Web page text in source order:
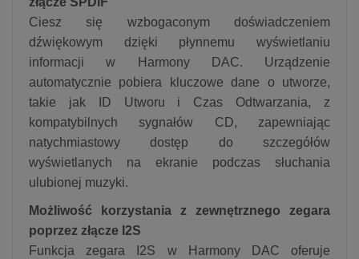
Ciesz się wzbogaconym doświadczeniem
dźwiękowym dzięki płynnemu wyświetlaniu
informacji w Harmony DAC. Urządzenie
automatycznie pobiera kluczowe dane o utworze,
takie jak ID Utworu i Czas Odtwarzania, z
kompatybilnych sygnałów CD, zapewniając
natychmiastowy dostęp do szczegółów
wyświetlanych na ekranie podczas słuchania
ulubionej muzyki.
Możliwość korzystania z zewnętrznego zegara
poprzez złącze I2S
Funkcja zegara I2S w Harmony DAC oferuje